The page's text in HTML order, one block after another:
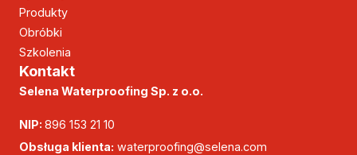
Produkty
Obróbki
Szkolenia
Kontakt
Selena Waterproofing Sp. z o.o.
NIP: 896 153 21 10
Obsługa klienta: waterproofing@selena.com